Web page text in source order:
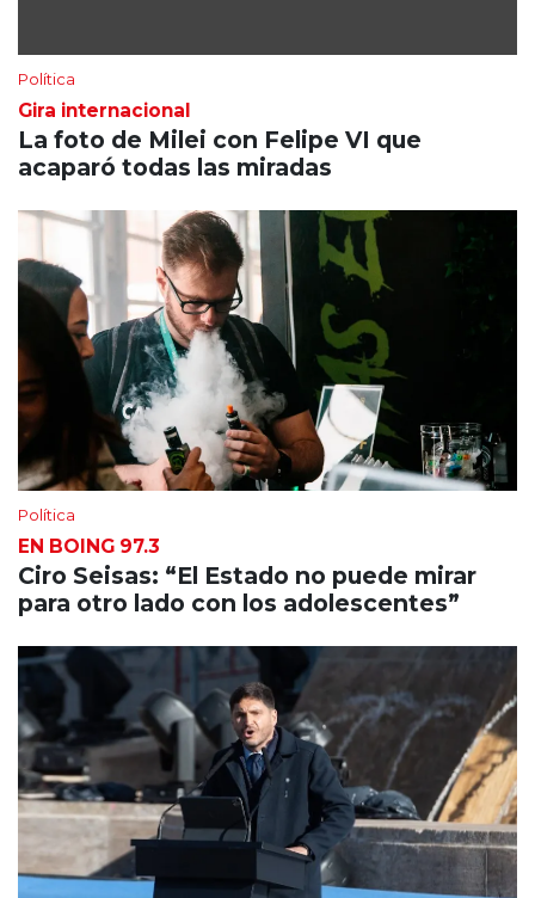
Política
Gira internacional
La foto de Milei con Felipe VI que
acaparó todas las miradas
Política
EN BOING 97.3
Ciro Seisas: “El Estado no puede mirar
para otro lado con los adolescentes”